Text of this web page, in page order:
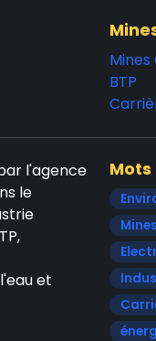
BTP
l'agence
le
et
Mots